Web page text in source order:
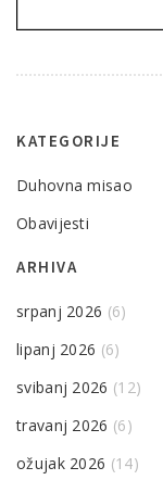
KATEGORIJE
Duhovna misao
Obavijesti
ARHIVA
srpanj 2026 (6)
lipanj 2026 (6)
svibanj 2026 (12)
travanj 2026 (6)
ožujak 2026 (14)